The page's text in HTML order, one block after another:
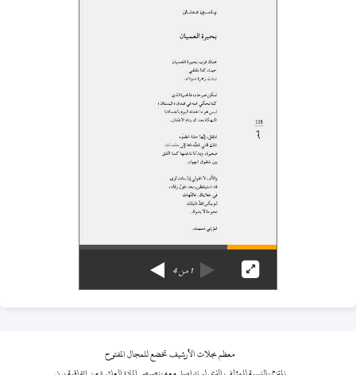
1من4
معظم مجلات الأرشيف تخضع للمجال المفتوح